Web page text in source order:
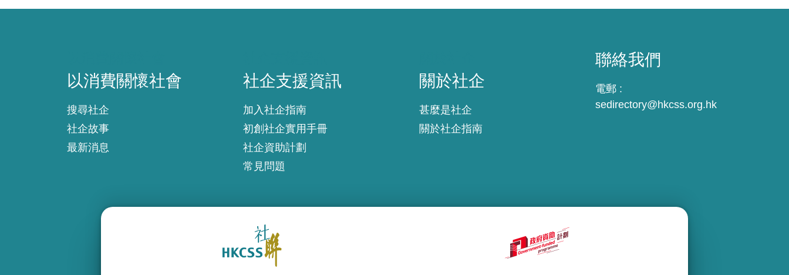
以消費關懷社會
搜尋社企
社企故事
最新消息
社企支援資訊
加入社企指南
初創社企實用手冊
社企資助計劃
常見問題
關於社企
甚麼是社企
關於社企指南
聯絡我們
電郵 :
sedirectory@hkcss.org.hk